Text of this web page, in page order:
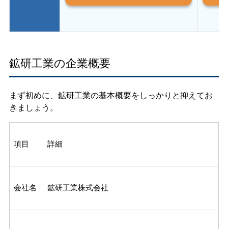
鉱研工業の企業概要
まず初めに、鉱研工業の基本概要をしっかりと抑えてお
きましょう。
項目 詳細
会社名 鉱研工業株式会社